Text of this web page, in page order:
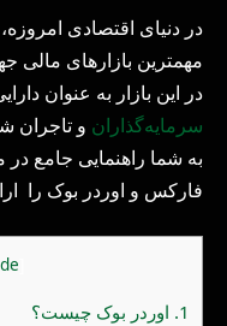
در دنیای اقتصادی امروزه،
مهمترین بازارهای
در این بازار به عنوان
سرمایه‌گذاران و تاجران
به شما راهنمایی جامع در
فارکس و اوردر بوک را
1. اوردر بوک چیست؟